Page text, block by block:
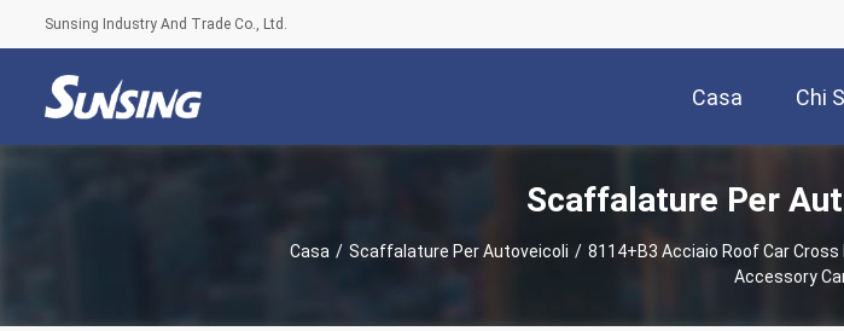
Sunsing Industry And Trade Co., Ltd.
Casa Chi
Scaffalature Per
Casa / Scaffalature Per Autoveicoli / 8114+B3 Acciaio Roof Car
Accessory